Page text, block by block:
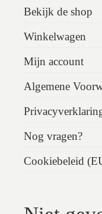
Bekijk de shop
Winkelwagen
Mijn account
Algemene
Nog vragen?
Cookiebeleid